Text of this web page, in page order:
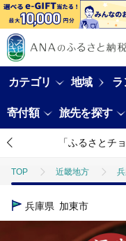
カテゴリ 地域 ラ
寄付額 旅先を探す
「ふるさとチ
TOP 近畿地方
TOP
兵庫県 加東市